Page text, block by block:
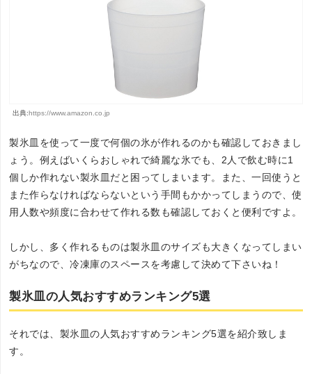
出典:https://www.amazon.co.jp
製氷皿を使って一度で何個の氷が作れるのかも確認しておきまし
ょう。例えばいくらおしゃれで綺麗な氷でも、2人で飲む時に1
個しか作れない製氷皿だと困ってしまいます。また、一回使うと
また作らなければならないという手間もかかってしまうので、使
用人数や頻度に合わせて作れる数も確認しておくと便利ですよ。
しかし、多く作れるものは製氷皿のサイズも大きくなってしまい
がちなので、冷凍庫のスペースを考慮して決めて下さいね！
製氷皿の人気おすすめランキング5選
それでは、製氷皿の人気おすすめランキング5選を紹介致しま
す。